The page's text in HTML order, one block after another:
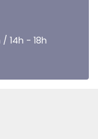
14h - 18h